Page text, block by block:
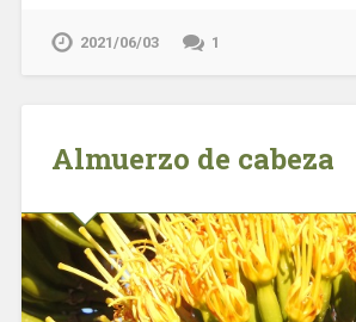
2021/06/03 1
Almuerzo de cabeza